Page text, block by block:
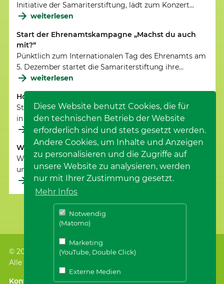
Diese Website benutzt Cookies, die für
den technischen Betrieb der Website
erforderlich sind und stets gesetzt werden.
Andere Cookies, um Inhalte und Anzeigen
zu personalisieren und die Zugriffe auf
unsere Website zu analysieren, werden
nur mit Ihrer Zustimmung gesetzt.
Mehr Infos
Notwendig
(Matomo)
Marketing
(YouTube, Double Click)
Externe Medien
Initiative der Samariterstiftung, lädt zum Konzert…
weiterlesen
Start der Ehrenamtskampagne „Machst du auch
mit?“
Pünktlich zum Internationalen Tag des Ehrenamts am
5. Dezember startet die Samariterstiftung ihre…
weiterlesen
Hospizstiftung Aalen seit fünf Jahren aktiv
Stiftende und Interessierte trafen sich in der Villa Köpf
in Aalen.
weiterlesen
Wir trauern um Frank Wößner
Wir sind unendlich traurig über den plötzlichen Tod
unseres Vorstandsvorsitzenden.
weiterlesen
© 2026 Stiftung ZEIT FÜR MENSCHEN
Alle Rechte vorbehalten.
Kontakt Impressum